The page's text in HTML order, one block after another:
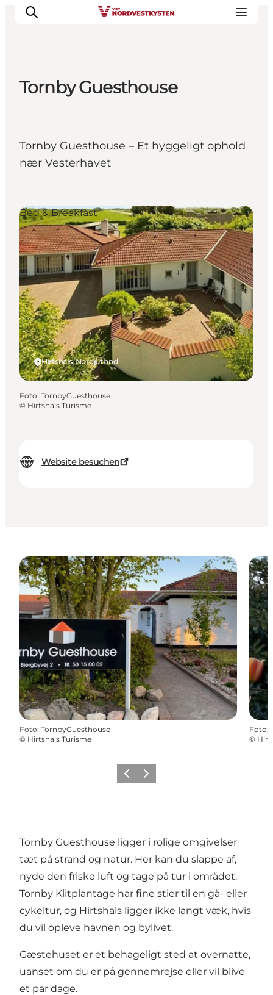
Events
Unterkunft
Tornby Guesthouse
Tornby Guesthouse – Et hyggeligt ophold
nær Vesterhavet
Website besuchen
Hirtshals, Nordjütland
Bed & Breakfast
Foto: TornbyGuesthouse
© Hirtshals Turisme
Foto: TornbyGuesthouse
© Hirtshals Turisme
Foto:
©
ZurückWeiter
Tornby Guesthouse ligger i rolige omgivelser
tæt på strand og natur. Her kan du slappe af,
nyde den friske luft og tage på tur i området.
Tornby Klitplantage har fine stier til en gå- eller
cykeltur, og Hirtshals ligger ikke langt væk, hvis
du vil opleve havnen og bylivet.
Gæstehuset er et behageligt sted at overnatte,
uanset om du er på gennemrejse eller vil blive
et par dage.